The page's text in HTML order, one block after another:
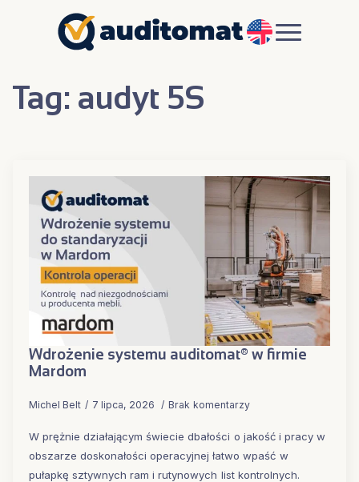
EN
Tag: audyt 5S
Wdrożenie systemu auditomat® w firmie
Mardom
Michel Belt 7 lipca, 2026 Brak komentarzy
W prężnie działającym świecie dbałości o jakość i pracy w
obszarze doskonałości operacyjnej łatwo wpaść w
pułapkę sztywnych ram i rutynowych list kontrolnych.